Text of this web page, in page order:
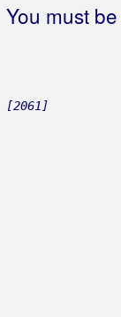
You must
[2061]